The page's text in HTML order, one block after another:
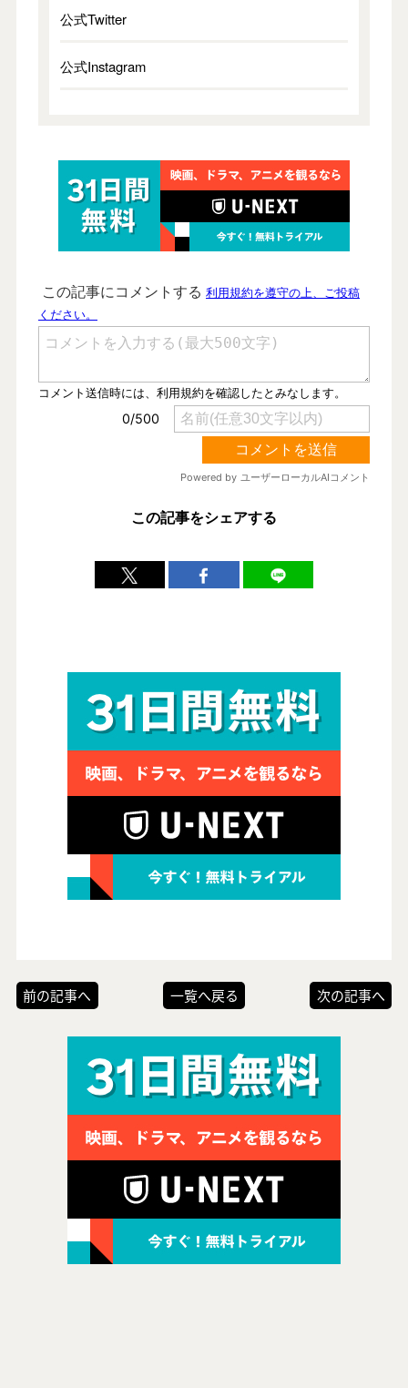
公式Twitter
公式Instagram
この記事をシェアする
前の記事へ 一覧へ戻る 次の記事へ